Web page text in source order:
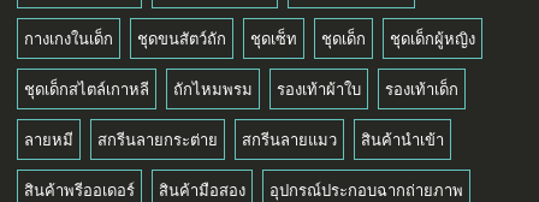
กางเกงในเด็ก ชุดขนสัตว์ถัก ชุดเซ็ท ชุดเด็ก ชุดเด็กผู้หญิง
ชุดเด็กสไตล์เกาหลี ถักไหมพรม รองเท้าผ้าใบ รองเท้าเด็ก
ลายหมี สกรีนลายกระต่าย สกรีนลายแมว สินค้านำเข้า
สินค้าพรีออเดอร์ สินค้ามือสอง อุปกรณ์ประกอบฉากถ่ายภาพ